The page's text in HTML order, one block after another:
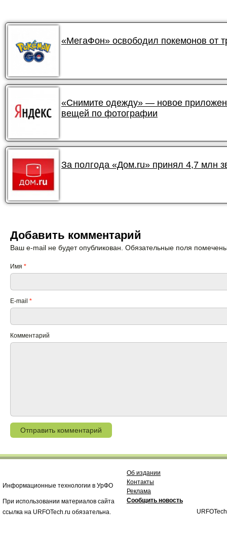
«МегаФон» освободил покемонов от
«Снимите одежду» — новое
вещей по фотографии
За полгода «Дом.ru» принял 4,7 млн
Добавить комментарий
Ваш e-mail не будет опубликован. Обязательные поля
Имя *
E-mail *
Комментарий
Информационные технологии в УрФО
При использовании материалов сайта
ссылка на URFOTech.ru обязательна.
Об издании
Контакты
Реклама
Сообщить новость